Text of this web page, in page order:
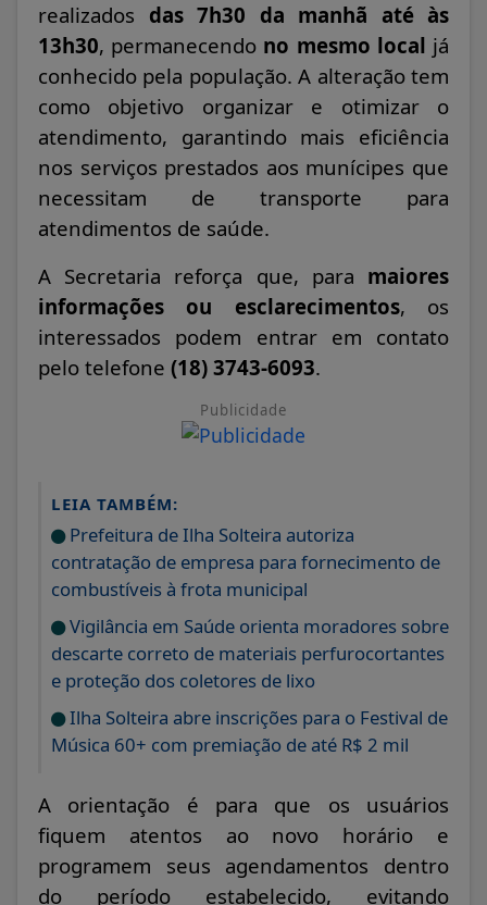
realizados das 7h30 da manhã até às
13h30, permanecendo no mesmo local já
conhecido pela população. A alteração tem
como objetivo organizar e otimizar o
atendimento, garantindo mais eficiência
nos serviços prestados aos munícipes que
necessitam de transporte para
atendimentos de saúde.
A Secretaria reforça que, para maiores
informações ou esclarecimentos, os
interessados podem entrar em contato
pelo telefone (18) 3743-6093.
Publicidade
LEIA TAMBÉM:
Prefeitura de Ilha Solteira autoriza
contratação de empresa para fornecimento de
combustíveis à frota municipal
Vigilância em Saúde orienta moradores sobre
descarte correto de materiais perfurocortantes
e proteção dos coletores de lixo
Ilha Solteira abre inscrições para o Festival de
Música 60+ com premiação de até R$ 2 mil
A orientação é para que os usuários
fiquem atentos ao novo horário e
programem seus agendamentos dentro
do período estabelecido, evitando